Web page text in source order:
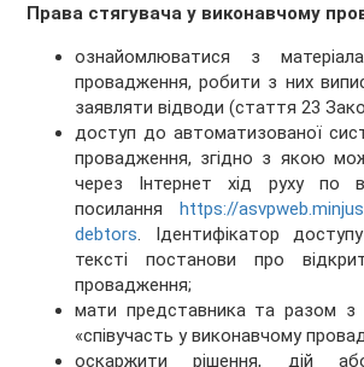
Права стягувача у виконавчому
ознайомлюватися з
провадження, робити з них
заявляти відводи (стаття 23
доступ до автоматизованої
провадження, згідно з якою
через Інтернет хід руху по
посилання
https://
debtors. Ідентифікатор
тексті постанови про
провадження;
мати представника та разом з
«співучасть у виконавчому
оскаржити рішення, дій або